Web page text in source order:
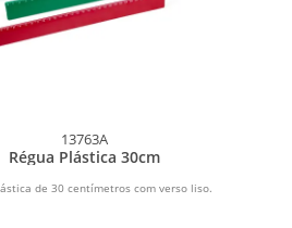
13763A
Régua Plástica 30cm
de 30 centímetros com verso liso.